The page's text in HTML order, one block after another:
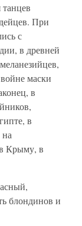
При
с
в древней
маски
в
в
Крыму, в
блондинов и